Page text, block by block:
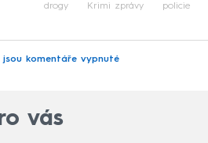
drogy Krimi zprávy policie
komentáře vypnuté
vás